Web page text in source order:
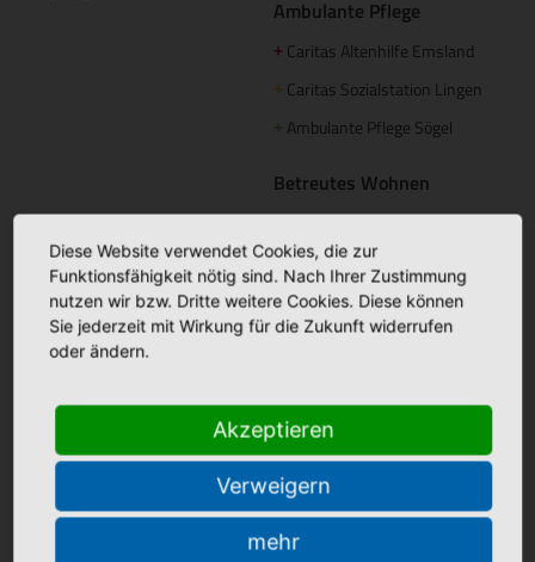
Ambulante Pflege
+ Caritas Altenhilfe Emsland
+ Caritas Sozialstation Lingen
+ Ambulante Pflege Sögel
Betreutes Wohnen
Domizil am Mühlentor Lingen
+Elisabeth Haus Emsbüren
Palliative Betreuung
+Ambulanter Palliativdienst
(SAPV)
Aus- und Weiterbildung
Diese Website verwendet Cookies, die zur
Funktionsfähigkeit nötig sind. Nach Ihrer Zustimmung
nutzen wir bzw. Dritte weitere Cookies. Diese können
Sie jederzeit mit Wirkung für die Zukunft widerrufen
oder ändern.
Akzeptieren
Verweigern
mehr